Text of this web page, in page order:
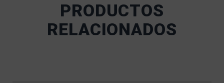
PRODUCTOS
RELACIONADOS